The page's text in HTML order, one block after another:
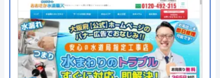
ハウスラボホームの基本情報
運営会社 株式会社ハウスラボ
代表者 勝島崇裕
創業・設立 2024年11月設立
●累計実績 修理実績119万件
●保証・保険 ―
詳細は公式HPでご確認ください